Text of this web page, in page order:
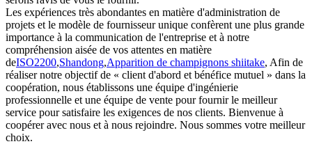
Les expériences très abondantes en matière d'administration de
projets et le modèle de fournisseur unique confèrent une plus grande
importance à la communication de l'entreprise et à notre
compréhension aisée de vos attentes en matière
deISO2200,Shandong,Apparition de champignons shiitake, Afin de
réaliser notre objectif de « client d'abord et bénéfice mutuel » dans la
coopération, nous établissons une équipe d'ingénierie
professionnelle et une équipe de vente pour fournir le meilleur
service pour satisfaire les exigences de nos clients. Bienvenue à
coopérer avec nous et à nous rejoindre. Nous sommes votre meilleur
choix.